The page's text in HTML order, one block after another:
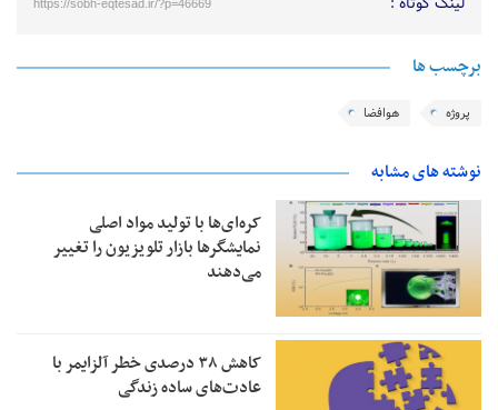
https://sobh-eqtesad.ir/?p=46669
برچسب ها
پروژه هوافضا
نوشته های مشابه
کره‌ای‌ها با تولید مواد اصلی
نمایشگرها بازار تلویزیون را تغییر
می‌دهند
کاهش ۳۸ درصدی خطر آلزایمر با
عادت‌های ساده زندگی